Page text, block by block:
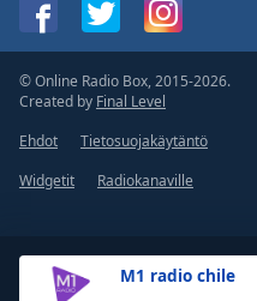
M1 radio chile
© Online Radio Box, 2015-2026.
Created by Final Level
Ehdot
Tietosuojakäytäntö
Widgetit
Radiokanaville